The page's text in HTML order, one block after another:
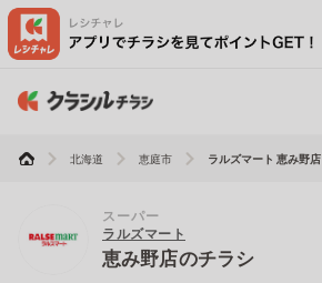
北海道 恵庭市 ラルズマート 恵み野店
スーパー
ラルズマート
恵み野店のチラシ